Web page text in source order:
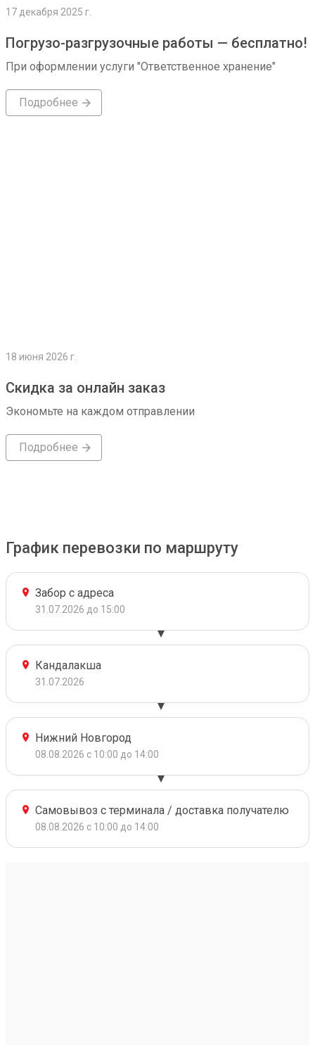
17 декабря 2025 г.
Погрузо-разгрузочные работы — бесплатно!
При оформлении услуги "Ответственное хранение"
Подробнее
18 июня 2026 г.
Скидка за онлайн заказ
Экономьте на каждом отправлении
Подробнее
График перевозки по маршруту
Забор с адреса
31.07.2026 до 15:00
Кандалакша
31.07.2026
Нижний Новгород
08.08.2026 с 10:00 до 14:00
Самовывоз с терминала / доставка получателю
08.08.2026 с 10:00 до 14:00